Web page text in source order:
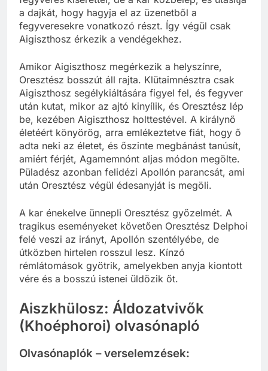
a dajkát, hogy hagyja el az üzenetből a
fegyveresekre vonatkozó részt. Így végül csak
Aigiszthosz érkezik a vendégekhez.
Amikor Aigiszthosz megérkezik a helyszínre,
Oresztész bosszút áll rajta. Klütaimnésztra csak
Aigiszthosz segélykiáltására figyel fel, és fegyver
után kutat, mikor az ajtó kinyílik, és Oresztész lép
be, kezében Aigiszthosz holttestével. A királynő
életéért könyörög, arra emlékeztetve fiát, hogy ő
adta neki az életet, és őszinte megbánást tanúsít,
amiért férjét, Agamemnónt aljas módon megölte.
Püladész azonban felidézi Apollón parancsát, ami
után Oresztész végül édesanyját is megöli.
A kar énekelve ünnepli Oresztész győzelmét. A
tragikus eseményeket követően Oresztész Delphoi
felé veszi az irányt, Apollón szentélyébe, de
útközben hirtelen rosszul lesz. Kínzó
rémlátomások gyötrik, amelyekben anyja kiontott
vére és a bosszú istenei üldözik őt.
Aiszkhülosz: Áldozatvivők
(Khoéphoroi) olvasónapló
Olvasónaplók – verselemzések: